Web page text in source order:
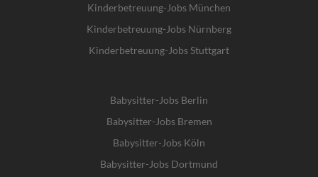
Kinderbetreuung-Jobs München
Kinderbetreuung-Jobs Nürnberg
Kinderbetreuung-Jobs Stuttgart
Babysitter-Jobs Berlin
Babysitter-Jobs Bremen
Babysitter-Jobs Köln
Babysitter-Jobs Dortmund